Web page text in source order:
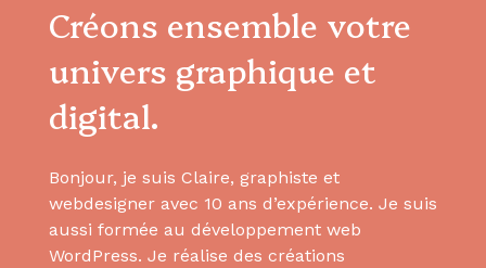
Créons ensemble votre
univers graphique et
digital.
Bonjour, je suis Claire, graphiste et
webdesigner avec 10 ans d’expérience. Je suis
aussi formée au développement web
WordPress. Je réalise des créations